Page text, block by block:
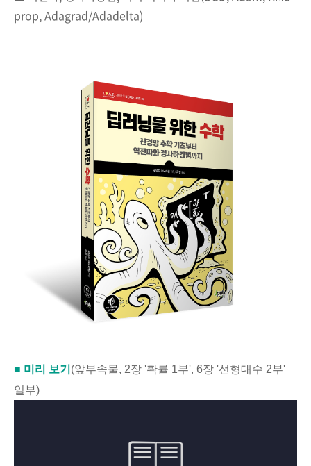
prop, Adagrad/Adadelta)
■ 미리 보기 (앞부속물, 2장 '확률 1부', 6장 '선형대수 2부'
일부)